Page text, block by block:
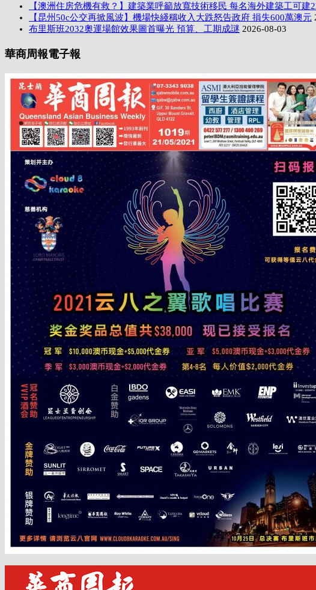
【澳洲住房危機有救？】建築業呼籲放寬技術移民 每名海外建築工可建
【昆州50c公交再掀風波】機場快綫稱收入大跌怒告政府 損失600萬澳元
布里斯班2032奧運場館效果圖首曝光 預算、工期成謎 2026-08-03
華商周報電子報